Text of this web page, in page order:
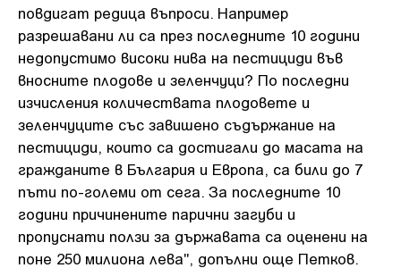
повдигат редица въпроси. Например
разрешавани ли са през последните 10 години
недопустимо високи нива на пестициди във
вносните плодове и зеленчуци? По последни
изчисления количествата плодовете и
зеленчуците със завишено съдържание на
пестициди, които са достигали до масата на
гражданите в България и Европа, са били до 7
пъти по-големи от сега. За последните 10
години причинените парични загуби и
пропуснати ползи за държавата са оценени на
поне 250 милиона лева", допълни още Петков.